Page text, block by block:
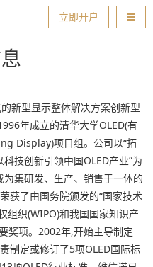
导航
立即开户
新型显示整体解决方案创新型
年成立的清华大学OLED(有
Display)项目组。公司以“拓
技创新引领中国OLED产业”为
集研发、生产、销售于一体的
获了由国务院颁发的“国家技术
组织(WIPO)和我国国家知识产
奖项。2002年,开始主导制定
制定或修订了5项OLED国际标